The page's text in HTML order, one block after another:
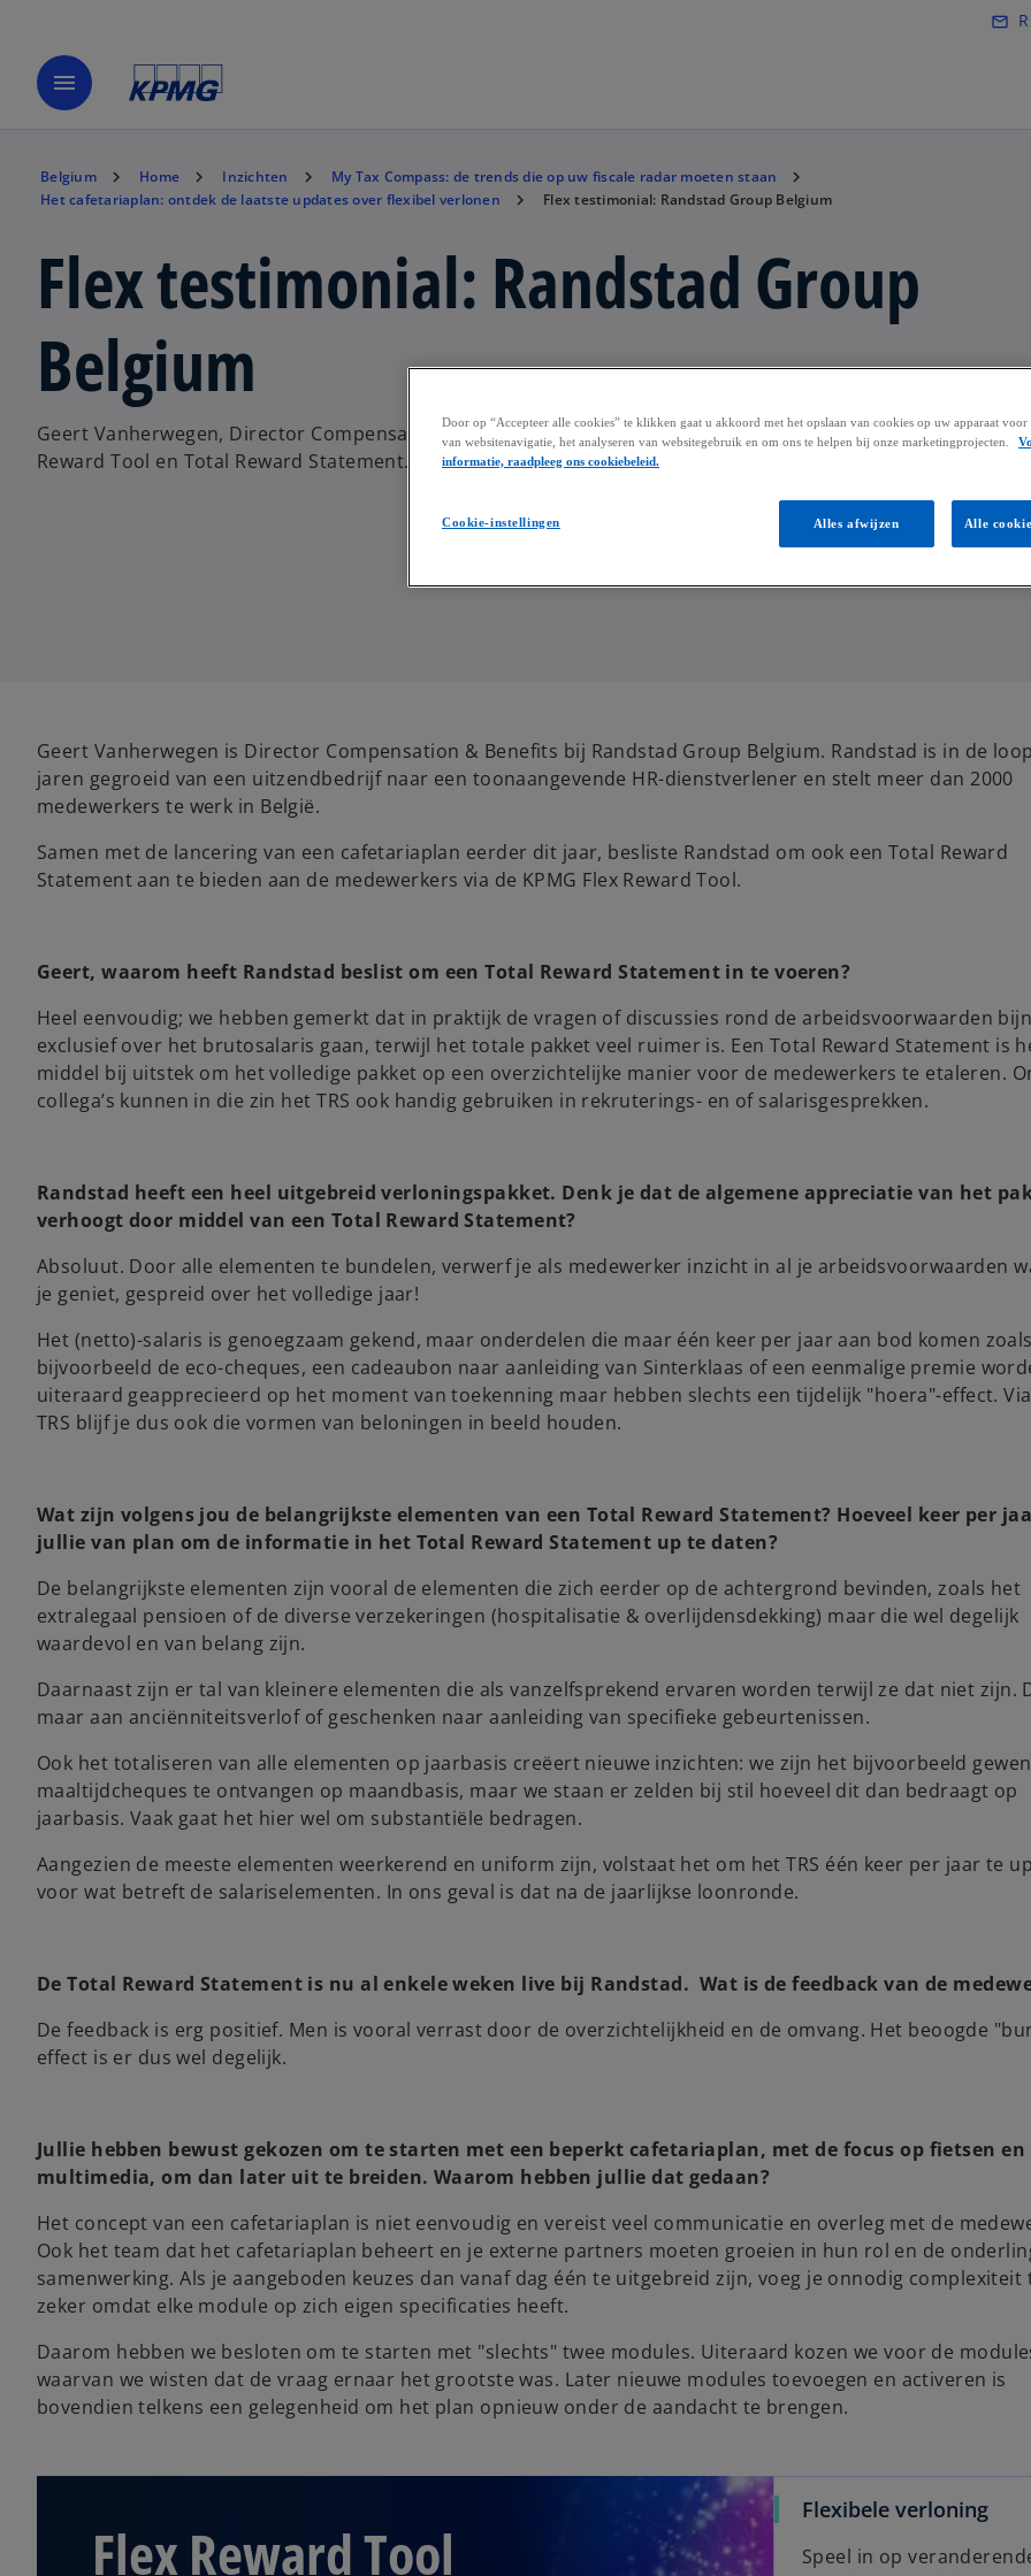
mail_outline
menu
Belgium Home Inzichten
My Tax Compass: de trends die op uw fiscale radar moeten staan
Het cafetariaplan: ontdek de laatste updates over flexibel verlonen
Flex testimonial: Randstad Group Belgium
Flex testimonial: Randstad Group
Belgium
Geert Vanherwegen, Director Compensation & Benefits bij Randstad Group Belgium, over de KPMG Flex
Reward Tool en Total Reward Statement.
Geert Vanherwegen is Director Compensation & Benefits bij Randstad Group Belgium. Randstad is in de
jaren gegroeid van een uitzendbedrijf naar een toonaangevende HR-dienstverlener en stelt meer dan 2000
medewerkers te werk in België.
Samen met de lancering van een cafetariaplan eerder dit jaar, besliste Randstad om ook een Total Reward
Statement aan te bieden aan de medewerkers via de KPMG Flex Reward Tool.
Geert, waarom heeft Randstad beslist om een Total Reward Statement in te voeren?
Heel eenvoudig; we hebben gemerkt dat in praktijk de vragen of discussies rond de arbeidsvoorwaarden
exclusief over het brutosalaris gaan, terwijl het totale pakket veel ruimer is. Een Total Reward Statement is
middel bij uitstek om het volledige pakket op een overzichtelijke manier voor de medewerkers te etaleren.
collega’s kunnen in die zin het TRS ook handig gebruiken in rekruterings- en of salarisgesprekken.
Randstad heeft een heel uitgebreid verloningspakket. Denk je dat de algemene appreciatie van het
verhoogt door middel van een Total Reward Statement?
Absoluut. Door alle elementen te bundelen, verwerf je als medewerker inzicht in al je arbeidsvoorwaarden
je geniet, gespreid over het volledige jaar!
Het (netto)-salaris is genoegzaam gekend, maar onderdelen die maar één keer per jaar aan bod komen zoals
bijvoorbeeld de eco-cheques, een cadeaubon naar aanleiding van Sinterklaas of een eenmalige premie
uiteraard geapprecieerd op het moment van toekenning maar hebben slechts een tijdelijk "hoera"-effect.
TRS blijf je dus ook die vormen van beloningen in beeld houden.
Wat zijn volgens jou de belangrijkste elementen van een Total Reward Statement? Hoeveel keer per
jullie van plan om de informatie in het Total Reward Statement up te daten?
De belangrijkste elementen zijn vooral de elementen die zich eerder op de achtergrond bevinden, zoals het
extralegaal pensioen of de diverse verzekeringen (hospitalisatie & overlijdensdekking) maar die wel degelijk
waardevol en van belang zijn.
Daarnaast zijn er tal van kleinere elementen die als vanzelfsprekend ervaren worden terwijl ze dat niet zijn.
maar aan anciënniteitsverlof of geschenken naar aanleiding van specifieke gebeurtenissen.
Ook het totaliseren van alle elementen op jaarbasis creëert nieuwe inzichten: we zijn het bijvoorbeeld
maaltijdcheques te ontvangen op maandbasis, maar we staan er zelden bij stil hoeveel dit dan bedraagt op
jaarbasis. Vaak gaat het hier wel om substantiële bedragen.
Aangezien de meeste elementen weerkerend en uniform zijn, volstaat het om het TRS één keer per jaar te
voor wat betreft de salariselementen. In ons geval is dat na de jaarlijkse loonronde.
De Total Reward Statement is nu al enkele weken live bij Randstad. Wat is de feedback van de
De feedback is erg positief. Men is vooral verrast door de overzichtelijkheid en de omvang. Het beoogde
effect is er dus wel degelijk.
Jullie hebben bewust gekozen om te starten met een beperkt cafetariaplan, met de focus op fietsen en
multimedia, om dan later uit te breiden. Waarom hebben jullie dat gedaan?
Het concept van een cafetariaplan is niet eenvoudig en vereist veel communicatie en overleg met de
Ook het team dat het cafetariaplan beheert en je externe partners moeten groeien in hun rol en de
samenwerking. Als je aangeboden keuzes dan vanaf dag één te uitgebreid zijn, voeg je onnodig complexiteit
zeker omdat elke module op zich eigen specificaties heeft.
Daarom hebben we besloten om te starten met "slechts" twee modules. Uiteraard kozen we voor de
waarvan we wisten dat de vraag ernaar het grootste was. Later nieuwe modules toevoegen en activeren is
bovendien telkens een gelegenheid om het plan opnieuw onder de aandacht te brengen.
Flex Reward Tool
Flexibele verloning
Speel in op
Door op “Accepteer alle cookies” te klikken gaat u akkoord met het opslaan van cookies op uw apparaat voor
van websitenavigatie, het analyseren van websitegebruik en om ons te helpen bij onze marketingprojecten.
informatie, raadpleeg ons cookiebeleid.
Cookie-instellingen Alles afwijzen Alle